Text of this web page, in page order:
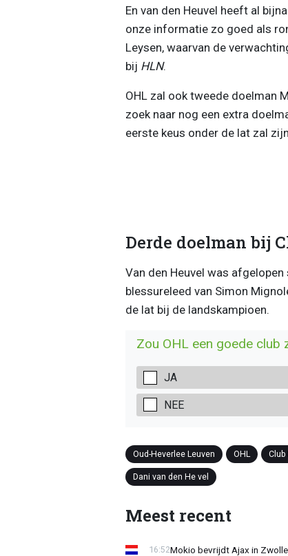
En van den Heuvel heeft al
onze informatie zo goed als
Leysen, waarvan de
bij HLN.
OHL zal ook tweede doelman
zoek naar nog een extra
eerste keus onder de lat zal
Derde doelman bij
Van den Heuvel was
blessureleed van Simon
de lat bij de landskampioen.
Zou OHL een goede club
JA
NEE
Oud-Heverlee Leuven OHL Club
Dani van den He vel
Meest recent
Mokio bevrijdt Ajax in
16:52